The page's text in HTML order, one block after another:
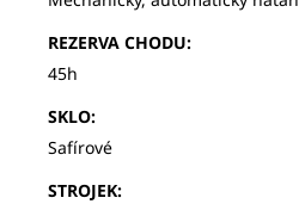
REZERVA CHODU:
45h
SKLO:
Safírové
STROJEK: